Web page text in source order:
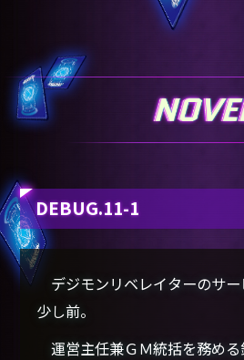
DEBUG.11-1
デジモンリベレイターのサ
少し前。
運営主任兼ＧＭ統括を務め